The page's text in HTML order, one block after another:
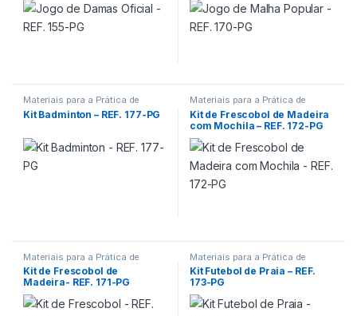
Materiais para a Prática de
Esportes
Kit Badminton – REF. 177-PG
Materiais para a Prática de
Esportes
Kit de Frescobol de Madeira
com Mochila – REF. 172-PG
Materiais para a Prática de
Esportes
Kit de Frescobol de
Madeira- REF. 171-PG
Materiais para a Prática de
Esportes
Kit Futebol de Praia – REF.
173-PG